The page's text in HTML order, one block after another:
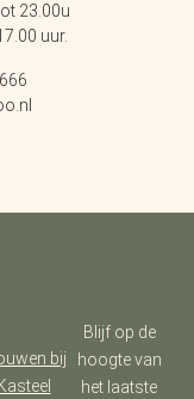
23.00u
uur.
bij
Kasteel
Blijf op de
hoogte van
het laatste